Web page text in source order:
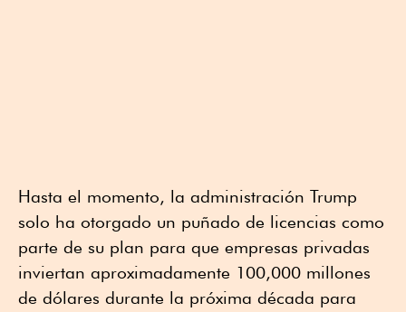
Hasta el momento, la administración Trump
solo ha otorgado un puñado de licencias como
parte de su plan para que empresas privadas
inviertan aproximadamente 100,000 millones
de dólares durante la próxima década para